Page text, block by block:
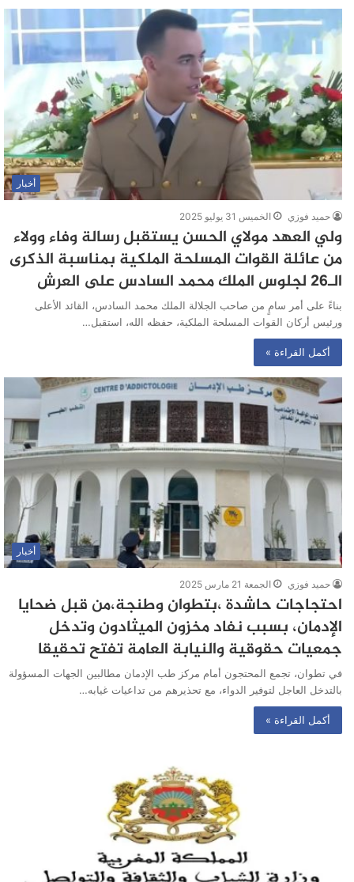
أخبار
حميد فوزي الخميس 31 يوليو 2025
ولي العهد مولاي الحسن يستقبل رسالة وفاء وولاء
من عائلة القوات المسلحة الملكية بمناسبة الذكرى
الـ26 لجلوس الملك محمد السادس على العرش
بناءً على أمر سامٍ من صاحب الجلالة الملك محمد السادس، القائد الأعلى
ورئيس أركان القوات المسلحة الملكية، حفظه الله، استقبل…
أكمل القراءة »
أخبار
حميد فوزي الجمعة 21 مارس 2025
احتجاجات حاشدة ،بتطوان وطنجة،من قبل ضحايا
الإدمان، بسبب نفاد مخزون الميثادون وتدخل
جمعيات حقوقية والنيابة العامة تفتح تحقيقا
في تطوان، تجمع المحتجون أمام مركز طب الإدمان مطالبين الجهات المسؤولة
بالتدخل العاجل لتوفير الدواء، مع تحذيرهم من تداعيات غيابه…
أكمل القراءة »